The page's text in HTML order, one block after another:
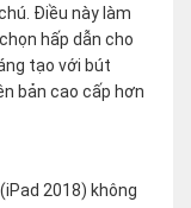
Điều này làm
hấp dẫn cho
tạo với bút
bản cao cấp hơn
2018) không